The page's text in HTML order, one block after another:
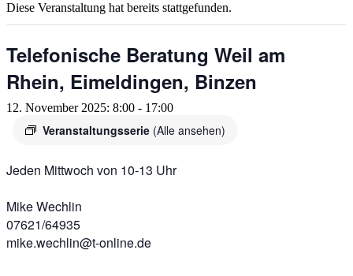
Diese Veranstaltung hat bereits stattgefunden.
Telefonische Beratung Weil am
Rhein, Eimeldingen, Binzen
12. November 2025: 8:00 - 17:00
Veranstaltungsserie (Alle ansehen)
Jeden Mittwoch von 10-13 Uhr
Mike Wechlin
07621/64935
mike.wechlin@t-online.de